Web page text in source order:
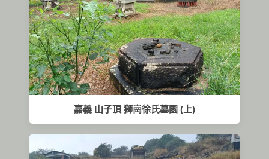
嘉義 山子頂 獅崗徐氏墓園 (上)